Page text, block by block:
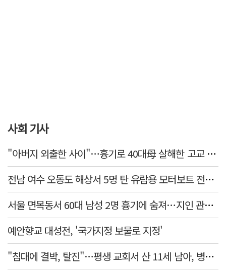
사회 기사
"아버지 외출한 사이"…흉기로 40대母 살해한 고교 자퇴생, 구속 기로에
전남 여수 오동도 해상서 5명 탄 유람용 모터보트 전복…2명 숨져
서울 면목동서 60대 남성 2명 흉기에 숨져…지인 관계로 추정
예안향교 대성전, '국가지정 보물로 지정'
"침대에 결박, 탈진"…평생 교회서 산 11세 남아, 병원 이송 끝 숨져